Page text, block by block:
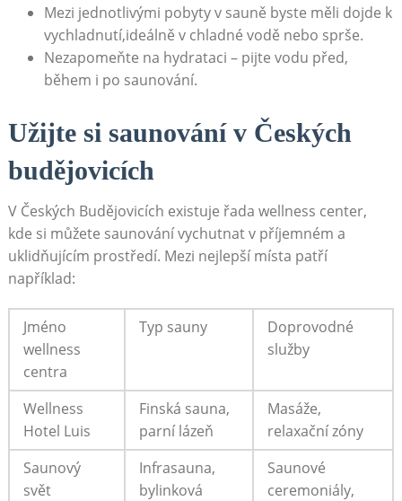
Mezi jednotlivými pobyty ⁢v ‍sauně byste měli dojde k
vychladnutí,ideálně v chladné vodě ‍nebo sprše.
Nezapomeňte na hydrataci – pijte vodu ‍před,
během i po saunování.
Užijte ‌si saunování v Českých
budějovicích
V Českých Budějovicích existuje řada wellness center,
kde⁣ si můžete saunování vychutnat v příjemném a‌
uklidňujícím prostředí. Mezi nejlepší místa patří
například:
Jméno
wellness‍
centra
Typ sauny
Doprovodné
služby
Wellness
Hotel Luis
Finská sauna,
parní lázeň
Masáže,
relaxační zóny
Saunový
svět
Infrasauna,
bylinková
Saunové
ceremoniály,